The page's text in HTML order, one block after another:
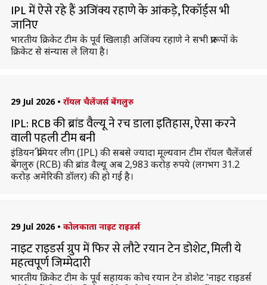
IPL में ऐसे रहे हैं अजिंक्य रहाणे के आंकड़े, रिकॉर्ड्स भी
जानिए
भारतीय क्रिकेट टीम के पूर्व खिलाड़ी अजिंक्य रहाणे ने सभी प्रारूपों के
क्रिकेट से संन्यास ले लिया है।
29 Jul 2026 • रॉयल चैलेंजर्स बेंगलुरु
IPL: RCB की ब्रांड वैल्यू ने रच डाला इतिहास, ऐसा करने
वाली पहली टीम बनी
इंडियन प्रीमियर लीग (IPL) की सबसे ज्यादा मूल्यवान टीम रॉयल चैलेंजर्स
बेंगलुरु (RCB) की ब्रांड वैल्यू अब 2,983 करोड़ रुपये (लगभग 31.2
करोड़ अमेरिकी डॉलर) की हो गई है।
29 Jul 2026 • कोलकाता नाइट राइडर्स
नाइट राइडर्स ग्रुप में फिर से लौटे रयान टेन डोशेट, मिली ये
महत्वपूर्ण जिम्मेदारी
भारतीय क्रिकेट टीम के पूर्व सहायक कोच रयान टेन डोशेट 'नाइट राइडर्स